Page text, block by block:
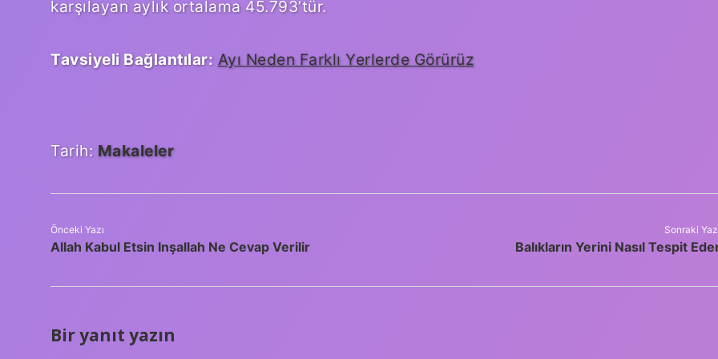
karşılayan aylık ortalama 45.793’tür.
Tavsiyeli Bağlantılar: Ayı Neden Farklı Yerlerde Görürüz
Tarih: Makaleler
Önceki Yazı
Allah Kabul Etsin Inşallah Ne Cevap Verilir
Sonraki
Balıkların Yerini Nasıl Tespit
Bir yanıt yazın